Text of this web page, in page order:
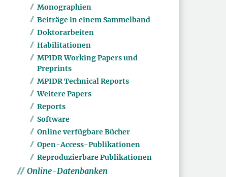
Monographien
Beiträge in einem Sammelband
Doktorarbeiten
Habilitationen
MPIDR Working Papers und
Preprints
MPIDR Technical Reports
Weitere Papers
Reports
Software
Online verfügbare Bücher
Open-Access-Publikationen
Reproduzierbare Publikationen
Online-Datenbanken